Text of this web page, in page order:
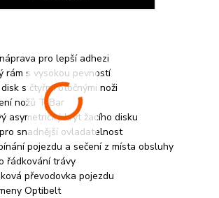
pro lepší adhezi
rám s vysokou pevností
s čtyřmi otočnými noži
nožů T-Bar
asymetrický kryt žacího disku
snadnější ovladatelnost
pojezdu a sečení z místa obsluhy
řádkování trávy
převodovka pojezdu
Optibelt